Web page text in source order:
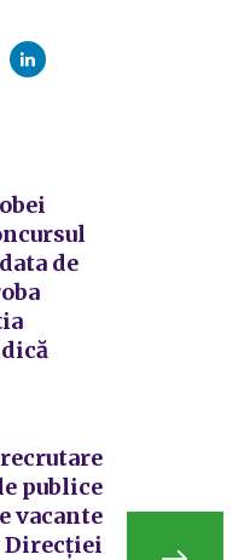
de
publice
vacante
Direcției